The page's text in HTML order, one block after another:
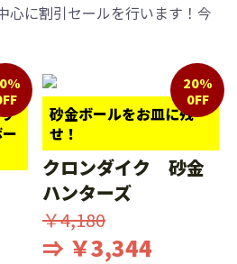
心に割引セールを行います！今
砂金ボールをお皿に残
せ！
20%
0FF
クロンダイク 砂金
ハンターズ
￥4,180
⇒ ￥3,344